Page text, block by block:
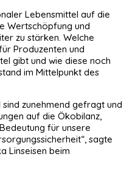
Lebensmittel auf die
Wertschöpfung und
zu stärken. Welche
Produzenten und
gibt und wie diese noch
im Mittelpunkt des
sind zunehmend gefragt und
auf die Ökobilanz,
für unsere
sagte
Linseisen beim